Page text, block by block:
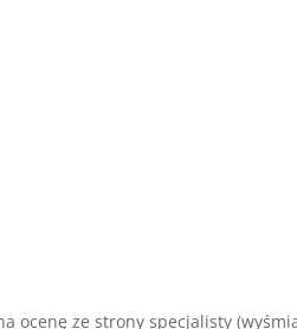
ocenę ze strony specjalisty